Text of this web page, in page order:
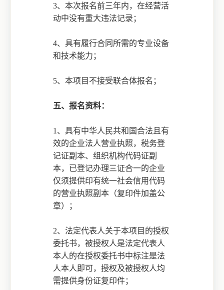
3、本次报名前三年内，在经营活
动中没有重大违法记录；
4、具有履行合同所需的专业设备
和技术能力；
5、本项目不接受联合体报名；
五、报名资料：
1、具有中华人民共和国合法且有
效的企业法人营业执照，税务登
记证副本、组织机构代码证副
本，已登记办理三证合一的企业
仅须提供印有统一社会信用代码
的营业执照副本（复印件加盖公
章）；
2、 法定代表人关于本项目的授权
委托书，被授权人是法定代表人
本人的在授权委托书中标注是法
人本人即可，授权及被授权人均
需提供身份证复印件；